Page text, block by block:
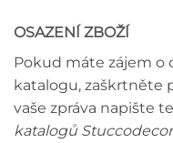
OSAZENÍ ZBOŽÍ
Pokud máte zájem o
katalogu, zaškrtněte
vaše zpráva napište
katalogů